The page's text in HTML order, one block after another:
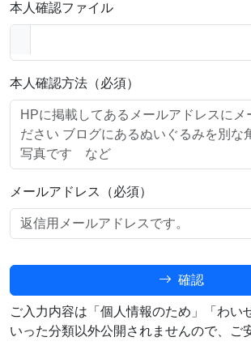
本人確認ファイル
本人確認方法（必須）
メールアドレス（必須）
確認
ご入力内容は「個人情報のため」「わい
いった分類以外公開されませんので、ご